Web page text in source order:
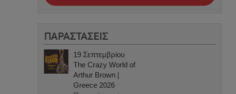
ΠΑΡΑΣΤΑΣΕΙΣ
19 Σεπτεμβρίου
The Crazy World of
Arthur Brown |
Greece 2026